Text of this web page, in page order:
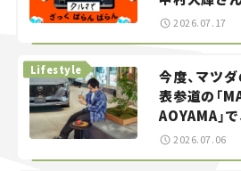
智之の「ク
2026.07.17
今度、マツ
表参道の「
AOYAMA」
——連載｜
Lifestyle
2026.07.06